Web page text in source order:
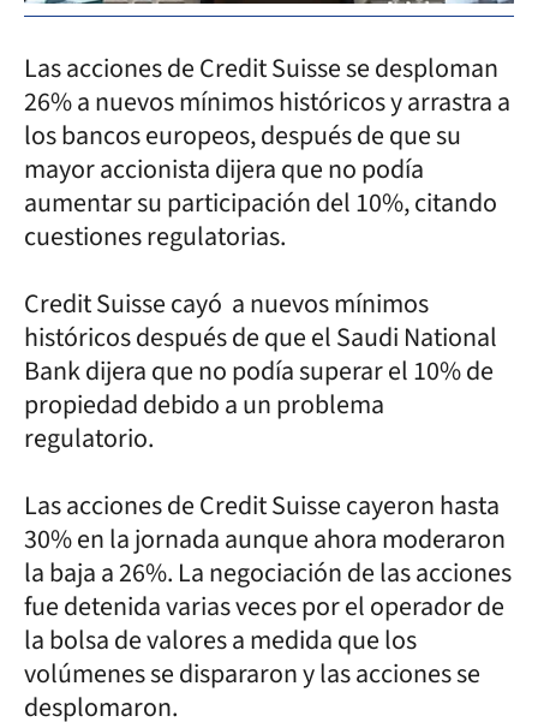
Las acciones de Credit Suisse se desploman
26% a nuevos mínimos históricos y arrastra a
los bancos europeos, después de que su
mayor accionista dijera que no podía
aumentar su participación del 10%, citando
cuestiones regulatorias.
Credit Suisse cayó a nuevos mínimos
históricos después de que el Saudi National
Bank dijera que no podía superar el 10% de
propiedad debido a un problema
regulatorio.
Las acciones de Credit Suisse cayeron hasta
30% en la jornada aunque ahora moderaron
la baja a 26%. La negociación de las acciones
fue detenida varias veces por el operador de
la bolsa de valores a medida que los
volúmenes se dispararon y las acciones se
desplomaron.